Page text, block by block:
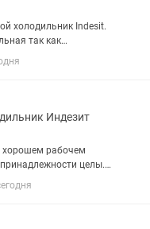
холодильник Indesit.
так как
состоянии.
В ремонте никогда не
Индезит
хорошем рабочем
целы.
резину на